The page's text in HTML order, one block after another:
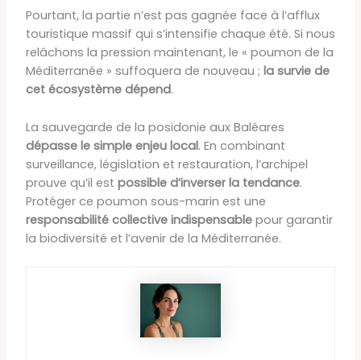
Pourtant, la partie n’est pas gagnée face à l’afflux
touristique massif qui s’intensifie chaque été. Si nous
relâchons la pression maintenant, le « poumon de la
Méditerranée » suffoquera de nouveau ; la survie de
cet écosystème dépend.
La sauvegarde de la posidonie aux Baléares
dépasse le simple enjeu local. En combinant
surveillance, législation et restauration, l’archipel
prouve qu’il est possible d’inverser la tendance.
Protéger ce poumon sous-marin est une
responsabilité collective indispensablepour garantir
la biodiversité et l’avenir de la Méditerranée.